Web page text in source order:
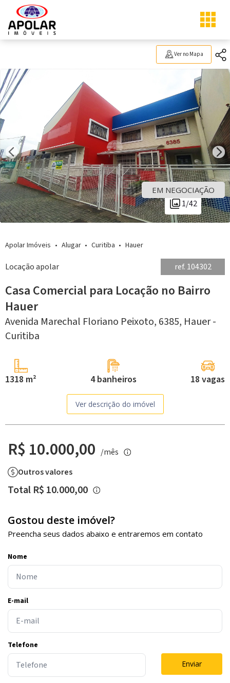
Ver no Mapa
1/42
EM NEGOCIAÇÃO
Apolar Imóveis Alugar Curitiba Hauer
Locação apolar ref. 104302
Casa Comercial para Locação no Bairro
Hauer
Avenida Marechal Floriano Peixoto, 6385, Hauer -
Curitiba
1318 m² 4 banheiros 18 vagas
Ver descrição do imóvel
R$ 10.000,00 /mês
Outros valores
Total R$ 10.000,00
Gostou deste imóvel?
Preencha seus dados abaixo e entraremos em contato
Nome
E-mail
Telefone
Enviar